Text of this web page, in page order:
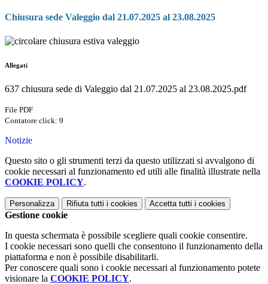
Chiusura sede Valeggio dal 21.07.2025 al 23.08.2025
Allegati
637 chiusura sede di Valeggio dal 21.07.2025 al 23.08.2025.pdf
File PDF
Contatore click: 9
Notizie
Questo sito o gli strumenti terzi da questo utilizzati si avvalgono di
cookie necessari al funzionamento ed utili alle finalità illustrate nella
COOKIE POLICY.
Personalizza Rifiuta tutti i cookies Accetta tutti i cookies
Gestione cookie
In questa schermata è possibile scegliere quali cookie consentire.
I cookie necessari sono quelli che consentono il funzionamento della
piattaforma e non è possibile disabilitarli.
Per conoscere quali sono i cookie necessari al funzionamento potete
visionare la COOKIE POLICY.